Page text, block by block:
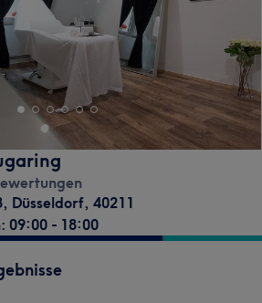
, Düsseldorf, 40211
09:00 - 18:00